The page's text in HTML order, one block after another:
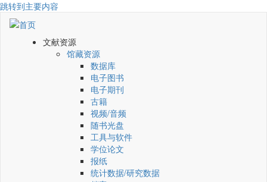
跳转到主要内容
文献资源
馆藏资源
数据库
电子图书
电子期刊
古籍
视频/音频
随书光盘
工具与软件
学位论文
报纸
统计数据/研究数据